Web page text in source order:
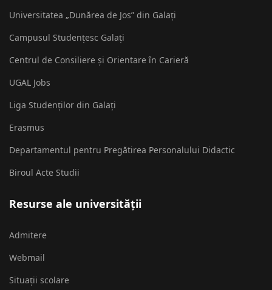
Universitatea „Dunărea de Jos” din Galați
Campusul Studențesc Galați
Centrul de Consiliere și Orientare în Carieră
UGAL Jobs
Liga Studenților din Galați
Erasmus
Departamentul pentru Pregătirea Personalului Didactic
Biroul Acte Studii
Resurse ale universității
Admitere
Webmail
Situații scolare